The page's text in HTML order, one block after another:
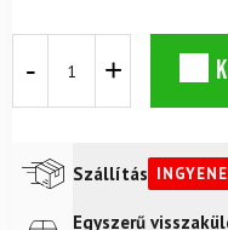
Scan
mennyiségSzállítás
Egyszerű